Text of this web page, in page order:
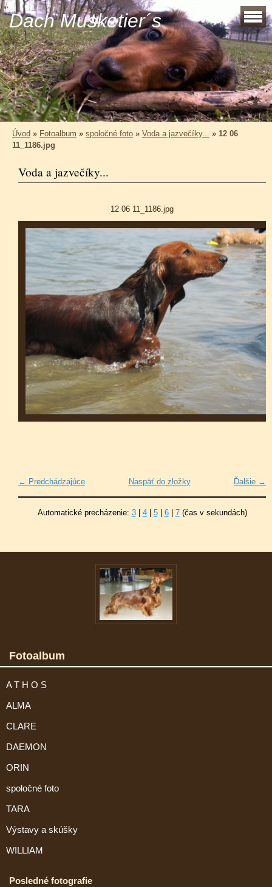
Dach Musketier´s
Úvod » Fotoalbum » spoločné foto » Voda a jazvečíky... » 12 06
11_1186.jpg
Voda a jazvečíky...
12 06 11_1186.jpg
← Predchádzajúce Ďalšie →
Naspäť do zložky
Automatické precházenie: 3| 4| 5| 6| 7(čas v sekundách)
Fotoalbum
A T H O S
ALMA
CLARE
DAEMON
ORIN
spoločné foto
TARA
Výstavy a skúšky
WILLIAM
Posledné fotografie